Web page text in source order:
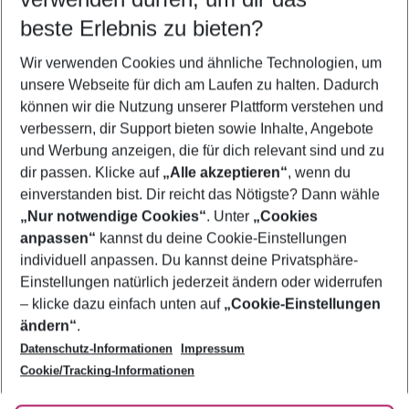
5-8 Nächte
2 Erwachsene Keine Kinder
Mehr Filter anzeigen
Footer
Footer navigation
Über uns
AGB
Bestpreisgarantie
Cookie-Einstellungen ändern
Cookie-Richtlinie
Agenturbetreuung
Barrierefreies Reisen
Folge uns
beste Erlebnis zu bieten?
Wir verwenden Cookies und ähnliche Technologien, um
unsere Webseite für dich am Laufen zu halten. Dadurch
können wir die Nutzung unserer Plattform verstehen und
verbessern, dir Support bieten sowie Inhalte, Angebote
und Werbung anzeigen, die für dich relevant sind und zu
dir passen. Klicke auf „Alle akzeptieren“, wenn du
einverstanden bist. Dir reicht das Nötigste? Dann wähle
„Nur notwendige Cookies“. Unter „Cookies
anpassen“ kannst du deine Cookie-Einstellungen
individuell anpassen. Du kannst deine Privatsphäre-
Einstellungen natürlich jederzeit ändern oder widerrufen
– klicke dazu einfach unten auf „Cookie-Einstellungen
ändern“.
Datenschutz-Informationen
Impressum
Cookie/Tracking-Informationen